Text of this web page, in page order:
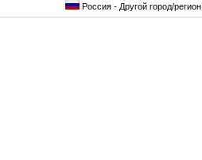
Россия - Другой город/регион